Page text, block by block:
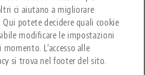
ci aiutano a migliorare
Qui potete decidere quali cookie
modificare le impostazioni
L'accesso alle
si trova nel footer del sito.
Sistema di serraggio a punto
Sistemi di staffaggio
Tipi di prodotto
Panoramica dei prodotti
Filosofia
Innovazioni
FAQ
Richiesta catalogo
Notizie
Eventi
alcun risultato.
di serraggio a punto